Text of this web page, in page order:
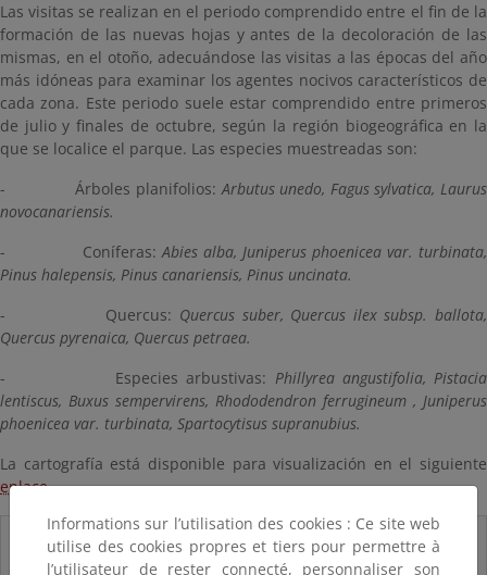
Las visitas se realizan en el periodo comprendido entre el fin de la
formación de las nuevas hojas y antes de la decoloración de las
mismas, en el otoño, adecuándose las visitas a las épocas del año
más idóneas para examinar los agentes nocivos característicos de
cada zona. Este periodo suele estar comprendido entre primeros
de julio y finales de octubre, según la región biogeográfica en la
que se localice el parque. Las especies muestreadas son:
- Árboles planifolios:Arbutus unedo, Fagus sylvatica, Laurus
novocanariensis.
- Coníferas:Abies alba, Juniperus phoenicea var. turbinata,
Pinus halepensis, Pinus canariensis, Pinus uncinata.
- Quercus: Quercus suber, Quercus ilex subsp. ballota,
Quercus pyrenaica, Quercus petraea.
- Especies arbustivas: Phillyrea angustifolia, Pistacia
lentiscus, Buxus sempervirens, Rhododendron ferrugineum , Juniperus
phoenicea var. turbinata, Spartocytisus supranubius.
La cartografía está disponible para visualización en el siguiente
enlace
Ficha resumen
Descripción de las principales características de la
Informations sur l’utilisation des cookies : Ce site web
utilise des cookies propres et tiers pour permettre à
l’utilisateur de rester connecté, personnaliser son